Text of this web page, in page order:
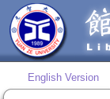
English Version